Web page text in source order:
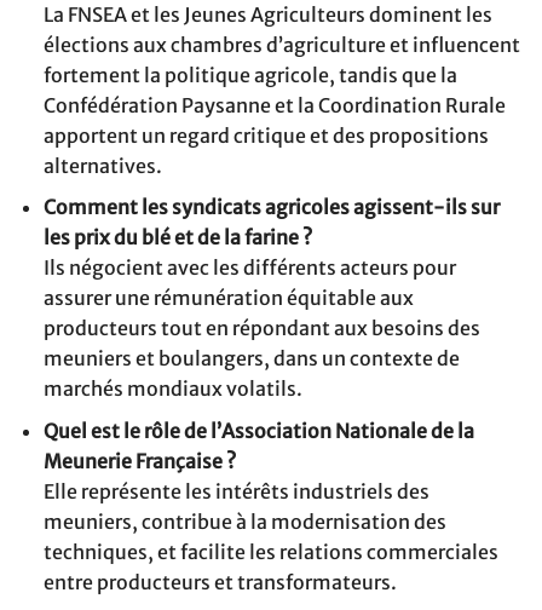
La FNSEA et les Jeunes Agriculteurs dominent les
élections aux chambres d’agriculture et influencent
fortement la politique agricole, tandis que la
Confédération Paysanne et la Coordination Rurale
apportent un regard critique et des propositions
alternatives.
Comment les syndicats agricoles agissent-ils sur
les prix du blé et de la farine ?
Ils négocient avec les différents acteurs pour
assurer une rémunération équitable aux
producteurs tout en répondant aux besoins des
meuniers et boulangers, dans un contexte de
marchés mondiaux volatils.
Quel est le rôle de l’Association Nationale de la
Meunerie Française ?
Elle représente les intérêts industriels des
meuniers, contribue à la modernisation des
techniques, et facilite les relations commerciales
entre producteurs et transformateurs.